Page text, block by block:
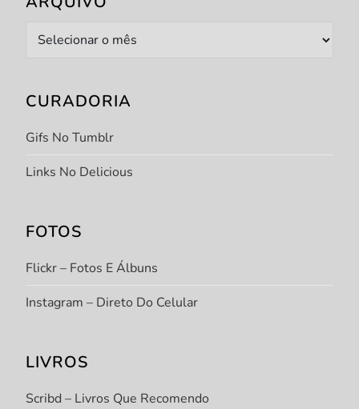
Arquivo
CURADORIA
Gifs No Tumblr
Links No Delicious
FOTOS
Flickr – Fotos E Álbuns
Instagram – Direto Do Celular
LIVROS
Scribd – Livros Que Recomendo